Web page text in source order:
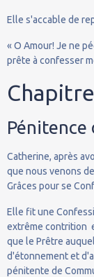
Elle s'accable de
« O Amour! Je ne
prête à confesser
Pénitence
Catherine, après
que nous venons
Grâces pour se
Elle fit une
extrême contrition
que le Prêtre
d'étonnement et
pénitente de